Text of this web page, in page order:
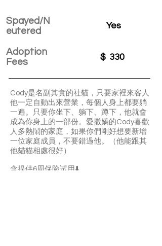
Spayed/N
eutered
Adoption
Fees
Yes
$ 330
Cody是名副其實的社貓，只要家裡來客人
他一定自動出來營業，每個人身上都要躺
一遍。只要你坐下、躺下、蹲下，他就會
成為你身上的一部份。愛撒嬌的Cody喜歡
人多熱鬧的家庭，如果你們剛好想要新增
一位家庭成員，不要錯過他。（他能跟其
他貓貓相處很好）
含提供6周保险试用⬇️